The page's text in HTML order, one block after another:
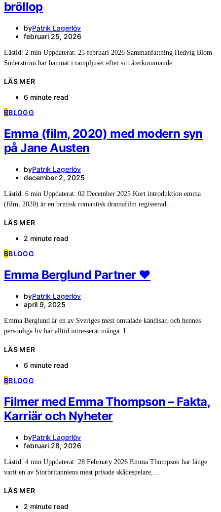
bröllop
byPatrik Lagerlöv
februari 25, 2026
Lästid: 2 min Uppdaterat: 25 februari 2026 Sammanfattning Hedvig Blom
Söderström har hamnat i rampljuset efter sitt återkommande…
LÄS MER
6 minute read
BBLOGG
Emma (film, 2020) med modern syn
på Jane Austen
byPatrik Lagerlöv
december 2, 2025
Lästid: 6 min Uppdaterat: 02 December 2025 Kort introduktion emma
(film, 2020) är en brittisk romantisk dramafilm regisserad…
LÄS MER
2 minute read
BBLOGG
Emma Berglund Partner ❤️
byPatrik Lagerlöv
april 9, 2025
Emma Berglund är en av Sveriges mest omtalade kändisar, och hennes
personliga liv har alltid intresserat många. I…
LÄS MER
6 minute read
BBLOGG
Filmer med Emma Thompson – Fakta,
Karriär och Nyheter
byPatrik Lagerlöv
februari 28, 2026
Lästid: 4 min Uppdaterat: 28 February 2026 Emma Thompson har länge
varit en av Storbritanniens mest prisade skådespelare,…
LÄS MER
2 minute read